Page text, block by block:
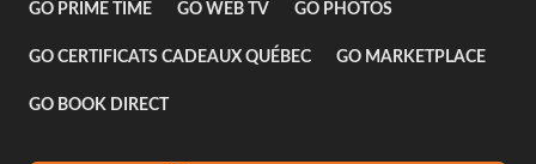
GO PRIME TIME GO WEB TV GO PHOTOS
GO CERTIFICATS CADEAUX QUÉBEC GO MARKETPLACE
GO BOOK DIRECT